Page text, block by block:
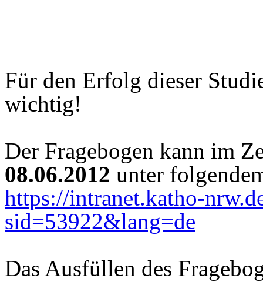
Für den Erfolg dieser
wichtig!
Der Fragebogen kann im
08.06.2012 unter
https://intranet.katho-
sid=53922&lang=de
Das Ausfüllen des